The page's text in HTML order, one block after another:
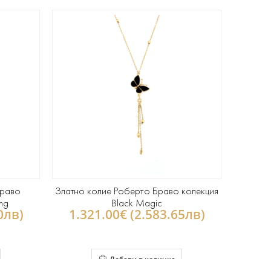
Златно колие Роберто Браво колекция
Black Magic
1.321.00€ (2.583.65лв)